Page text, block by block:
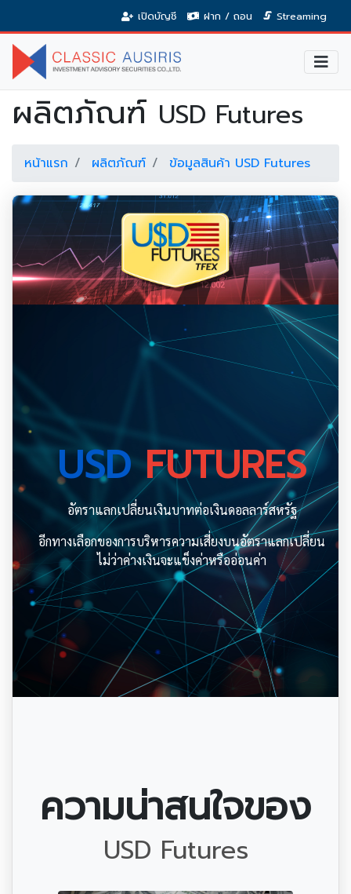
เปิดบัญชี ฝาก / ถอน Streaming
ผลิตภัณฑ์ USD Futures
หน้าแรก ผลิตภัณฑ์ ข้อมูลสินค้า USD Futures
USD FUTURES
อัตราแลกเปลี่ยนเงินบาทต่อเงินดอลลาร์สหรัฐ
อีกทางเลือกของการบริหารความเสี่ยงบนอัตราแลกเปลี่ยน
ไม่ว่าค่างเงินจะแข็งค่าหรืออ่อนค่า
ความน่าสนใจของ
USD Futures